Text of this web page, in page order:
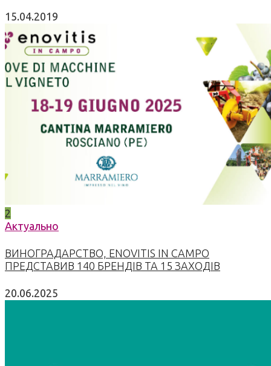
15.04.2019
2
Актуально
ВИНОГРАДАРСТВО, ENOVITIS IN CAMPO
ПРЕДСТАВИВ 140 БРЕНДІВ ТА 15 ЗАХОДІВ
20.06.2025